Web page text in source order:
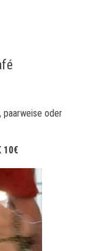
paarweise oder
10€